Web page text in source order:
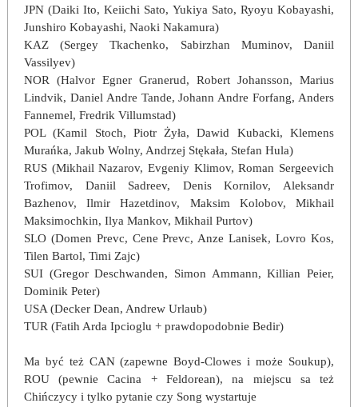
JPN (Daiki Ito, Keiichi Sato, Yukiya Sato, Ryoyu Kobayashi,
Junshiro Kobayashi, Naoki Nakamura)
KAZ (Sergey Tkachenko, Sabirzhan Muminov, Daniil
Vassilyev)
NOR (Halvor Egner Granerud, Robert Johansson, Marius
Lindvik, Daniel Andre Tande, Johann Andre Forfang, Anders
Fannemel, Fredrik Villumstad)
POL (Kamil Stoch, Piotr Żyła, Dawid Kubacki, Klemens
Murańka, Jakub Wolny, Andrzej Stękała, Stefan Hula)
RUS (Mikhail Nazarov, Evgeniy Klimov, Roman Sergeevich
Trofimov, Daniil Sadreev, Denis Kornilov, Aleksandr
Bazhenov, Ilmir Hazetdinov, Maksim Kolobov, Mikhail
Maksimochkin, Ilya Mankov, Mikhail Purtov)
SLO (Domen Prevc, Cene Prevc, Anze Lanisek, Lovro Kos,
Tilen Bartol, Timi Zajc)
SUI (Gregor Deschwanden, Simon Ammann, Killian Peier,
Dominik Peter)
USA (Decker Dean, Andrew Urlaub)
TUR (Fatih Arda Ipcioglu + prawdopodobnie Bedir)
Ma być też CAN (zapewne Boyd-Clowes i może Soukup),
ROU (pewnie Cacina + Feldorean), na miejscu sa też
Chińczycy i tylko pytanie czy Song wystartuje